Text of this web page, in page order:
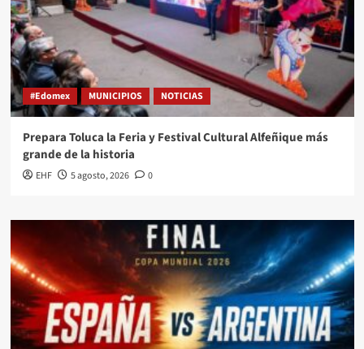
#Edomex MUNICIPIOS NOTICIAS
Prepara Toluca la Feria y Festival Cultural Alfeñique más
grande de la historia
EHF 5 agosto, 2026 0